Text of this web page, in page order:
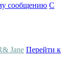
сообщению С
Jane Перейти к